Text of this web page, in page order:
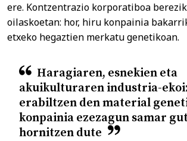
ere. Kontzentrazio korporatiboa
oilaskoetan: hor, hiru konpainia
etxeko hegaztien merkatu genetikoan.
Haragiaren, esnekien eta
akuikulturaren industria-
erabiltzen den material
konpainia ezezagun samar
hornitzen dute